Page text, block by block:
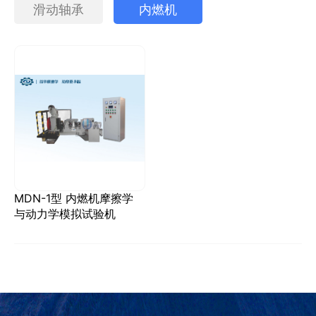
滑动轴承 内燃机
MDN-1型 内燃机摩擦学
与动力学模拟试验机